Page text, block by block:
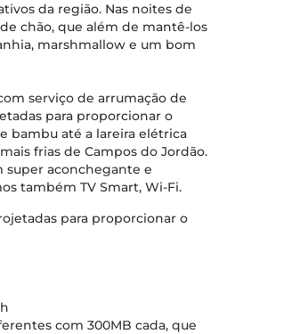
da região. Nas noites de
chão, que além de mantê-los
marshmallow e um bom
serviço de arrumação de
para proporcionar o
bambu até a lareira elétrica
frias de Campos do Jordão.
super aconchegante e
também TV Smart, Wi-Fi.
para proporcionar o
com 300MB cada, que